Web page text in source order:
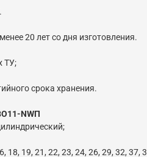
20 лет со дня изготовления.
ТУ;
срока хранения.
NWП
18, 19, 21, 22, 23, 24, 26, 29, 32, 37,